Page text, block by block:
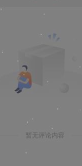
暂无评论内容